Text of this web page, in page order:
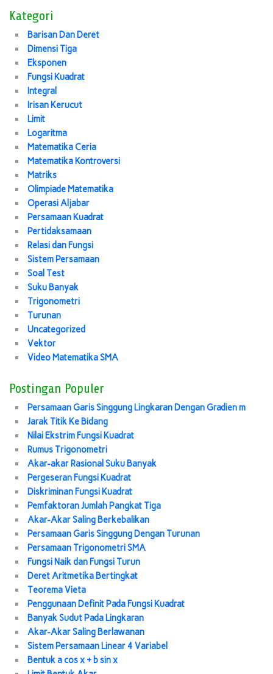
Kategori
Barisan Dan Deret
Dimensi Tiga
Eksponen
Fungsi Kuadrat
Integral
Irisan Kerucut
Limit
Logaritma
Matematika Ceria
Matematika Kontroversi
Matriks
Olimpiade Matematika
Operasi Aljabar
Persamaan Kuadrat
Pertidaksamaan
Relasi dan Fungsi
Sistem Persamaan
Soal Test
Suku Banyak
Trigonometri
Turunan
Uncategorized
Vektor
Video Matematika SMA
Postingan Populer
Persamaan Garis Singgung Lingkaran Dengan Gradien m
Jarak Titik Ke Bidang
Nilai Ekstrim Fungsi Kuadrat
Rumus Trigonometri
Akar-akar Rasional Suku Banyak
Pergeseran Fungsi Kuadrat
Diskriminan Fungsi Kuadrat
Pemfaktoran Jumlah Pangkat Tiga
Akar-Akar Saling Berkebalikan
Persamaan Garis Singgung Dengan Turunan
Persamaan Trigonometri SMA
Fungsi Naik dan Fungsi Turun
Deret Aritmetika Bertingkat
Teorema Vieta
Penggunaan Definit Pada Fungsi Kuadrat
Banyak Sudut Pada Lingkaran
Akar-Akar Saling Berlawanan
Sistem Persamaan Linear 4 Variabel
Bentuk a cos x + b sin x